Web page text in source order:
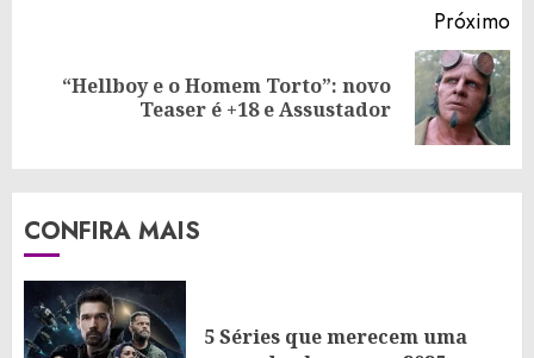
Próximo
Próximo
“Hellboy e o Homem Torto”: novo
Teaser é +18 e Assustador
CONFIRA MAIS
5 Séries que merecem uma